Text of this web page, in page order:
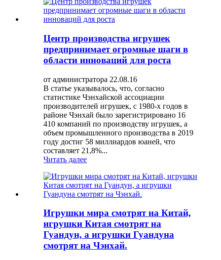
Центр производства игрушек
предпринимает огромные шаги в
области инноваций для роста
от администратора 22.08.16
В статье указывалось, что, согласно
статистике Чэнхайской ассоциации
производителей игрушек, с 1980-х годов в
районе Чэнхай было зарегистрировано 16
410 компаний по производству игрушек, а
объем промышленного производства в 2019
году достиг 58 миллиардов юаней, что
составляет 21,8%...
Читать далее
Игрушки мира смотрят на Китай,
игрушки Китая смотрят на
Гуандун, а игрушки Гуандуна
смотрят на Чэнхай.